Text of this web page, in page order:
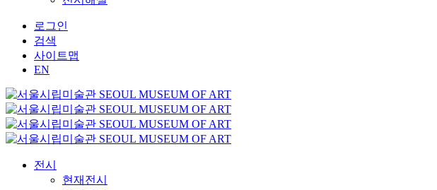
로그인
검색
사이트맵
EN
전시
현재전시